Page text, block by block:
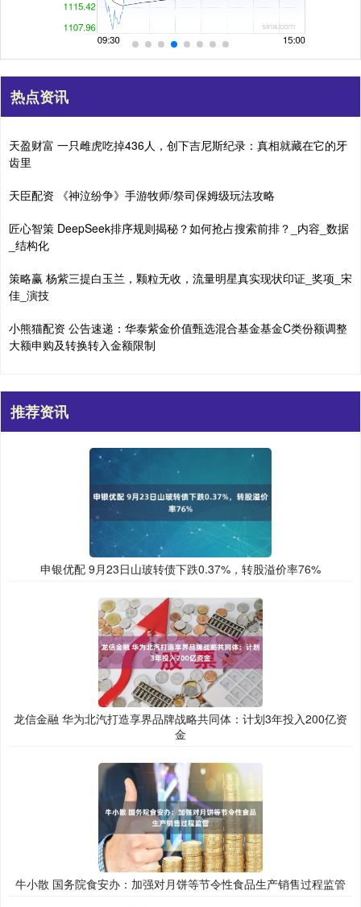
热点资讯
天盈财富 一只雌虎吃掉436人，创下吉尼斯纪录：真相就藏在它的牙
齿里
天臣配资 《神泣纷争》手游牧师/祭司保姆级玩法攻略
匠心智策 DeepSeek排序规则揭秘？如何抢占搜索前排？_内容_数据
_结构化
策略赢 杨紫三提白玉兰，颗粒无收，流量明星真实现状印证_奖项_宋
佳_演技
小熊猫配资 公告速递：华泰紫金价值甄选混合基金基金C类份额调整
大额申购及转换转入金额限制
推荐资讯
申银优配 9月23日山玻转债下跌0.37%，转股溢价率76%
龙信金融 华为北汽打造享界品牌战略共同体：计划3年投入200亿资
金
牛小散 国务院食安办：加强对月饼等节令性食品生产销售过程监管